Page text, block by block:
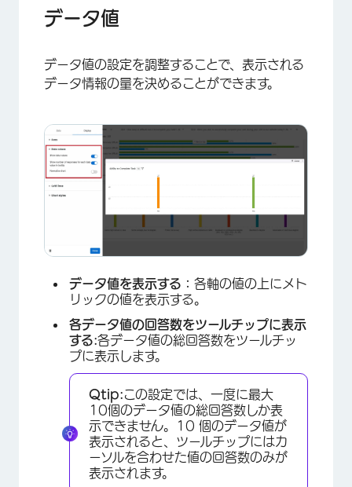
データ値
データ値の設定を調整することで、表示される
データ情報の量を決めることができます。
データ値を表示する： 各軸の値の上にメト
リックの値を表示する。
各データ値の回答数をツールチップに表示
する:各データ値の総回答数をツールチッ
プに表示します。
Qtip:この設定では、一度に最大
10個のデータ値の総回答数しか表
示できません。10 個のデータ値が
表示されると、ツールチップにはカ
ーソルを合わせた値の回答数のみが
表示されます。